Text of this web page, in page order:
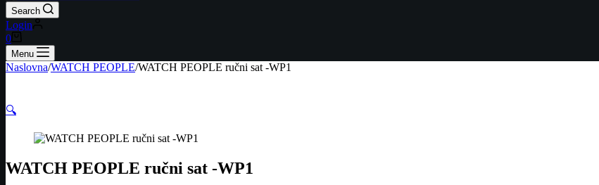
Search
Login
Shopping
cart
0
Menu
Naslovna/WATCH PEOPLE/WATCH PEOPLE ručni sat -WP1
🔍
WATCH PEOPLE ručni sat -WP1